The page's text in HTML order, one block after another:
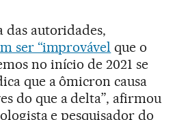
das autoridades,
ser “improvável que o
no início de 2021 se
que a ômicron causa
do que a delta”, afirmou
e pesquisador do